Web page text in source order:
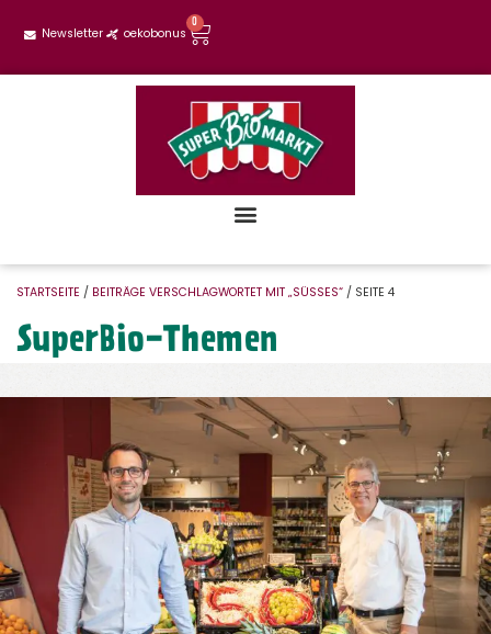
Newsletter oekobonus
0
STARTSEITE / BEITRÄGE VERSCHLAGWORTET MIT „SÜSSES“ / SEITE 4
SuperBio-Themen